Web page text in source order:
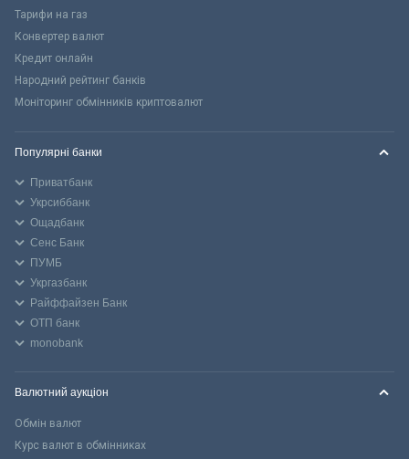
Тарифи на газ
Конвертер валют
Кредит онлайн
Народний рейтинг банків
Моніторинг обмінників криптовалют
Популярні банки
Приватбанк
Укрсиббанк
Ощадбанк
Сенс Банк
ПУМБ
Укргазбанк
Райффайзен Банк
ОТП банк
monobank
Валютний аукціон
Обмін валют
Курс валют в обмінниках